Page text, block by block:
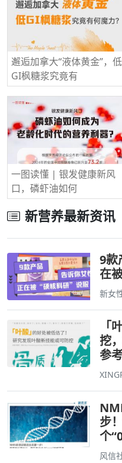
邂逅加拿大“液体黄金”，低
GI枫糖浆究竟有
一图读懂 | 银发健康新风
口，磷虾油如何
新营养最新资讯
9款
在
新女
「
挖
参
步
个
风信